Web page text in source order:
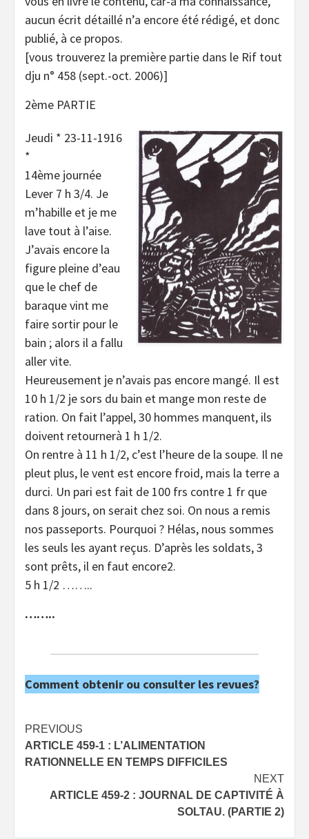
aucun écrit détaillé n’a encore été rédigé, et donc
publié, à ce propos.
[vous trouverez la première partie dans le Rif tout
dju n° 458 (sept.-oct. 2006)]
2ème PARTIE
Jeudi * 23-11-1916
*
14ème journée
Lever 7 h 3/4. Je
m’habille et je me
lave tout à l’aise.
J’avais encore la
figure pleine d’eau
que le chef de
baraque vint me
faire sortir pour le
bain ; alors il a fallu
aller vite.
Heureusement je n’avais pas encore mangé. Il est
10 h 1/2 je sors du bain et mange mon reste de
ration. On fait l’appel, 30 hommes manquent, ils
doivent retournerà 1 h 1/2.
On rentre à 11 h 1/2, c’est l’heure de la soupe. Il ne
pleut plus, le vent est encore froid, mais la terre a
durci. Un pari est fait de 100 frs contre 1 fr que
dans 8 jours, on serait chez soi. On nous a remis
nos passeports. Pourquoi ? Hélas, nous sommes
les seuls les ayant reçus. D’après les soldats, 3
sont prêts, il en faut encore2.
5 h 1/2 ……..
……..
Comment obtenir ou consulter les revues?
Post
navigation
PREVIOUS
ARTICLE 459-1 : L’ALIMENTATION
RATIONNELLE EN TEMPS DIFFICILES
NEXT
ARTICLE 459-2 : JOURNAL DE CAPTIVITÉ À
SOLTAU. (PARTIE 2)